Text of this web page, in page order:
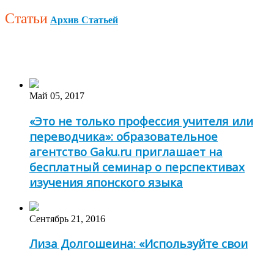
Статьи Архив Статьей
Май 05, 2017
«Это не только профессия учителя или
переводчика»: образовательное
агентство Gaku.ru приглашает на
бесплатный семинар о перспективах
изучения японского языка
Сентябрь 21, 2016
Лиза Долгошеина: «Используйте свои